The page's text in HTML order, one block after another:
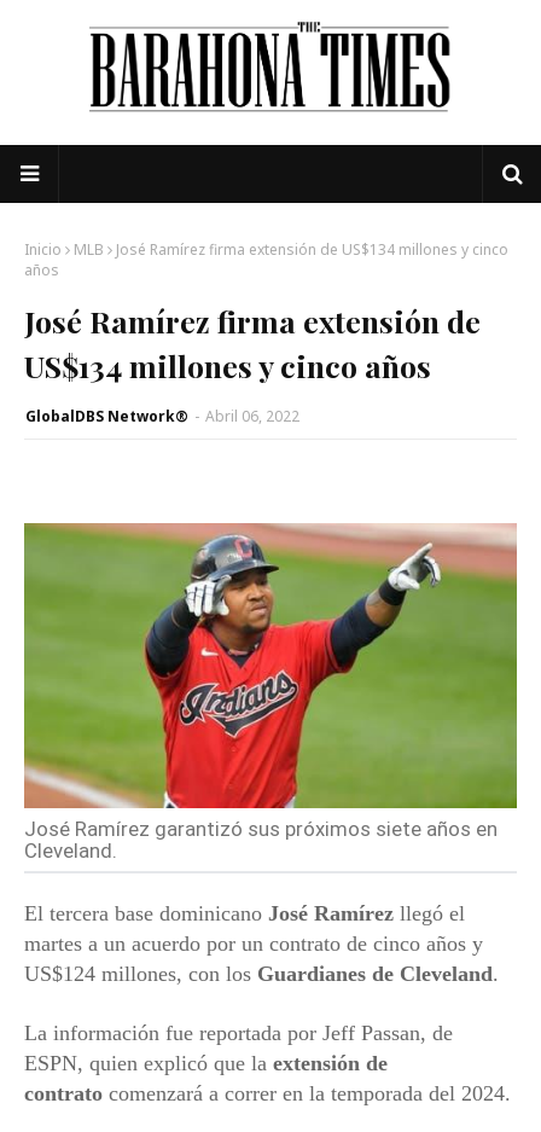
Inicio MLB
José Ramírez firma extensión de US$134 millones y cinco
años
José Ramírez firma extensión de
US$134 millones y cinco años
GlobalDBS Network® - Abril 06, 2022
José Ramírez garantizó sus próximos siete años en
Cleveland.
El tercera base dominicano José Ramírez llegó el
martes a un acuerdo por un contrato de cinco años y
US$124 millones, con los Guardianes de Cleveland.
La información fue reportada por Jeff Passan, de
ESPN, quien explicó que la extensión de
contrato comenzará a correr en la temporada del 2024.